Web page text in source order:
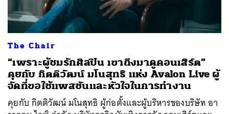
The Chair
“เพราะผู้ชมรักศิลปิน เขาถึงมาดูคอนเสิร์ต”
คุยกับ กิตติวัฒน์ มโนสุทธิ แห่ง Avalon Live ผู้
จัดที่ขอใช้แพสชันและหัวใจในการทำงาน
คุยกับ กิตติวัฒน์ มโนสุทธิ ผู้ก่อตั้งและผู้บริหารของบริษัท อา